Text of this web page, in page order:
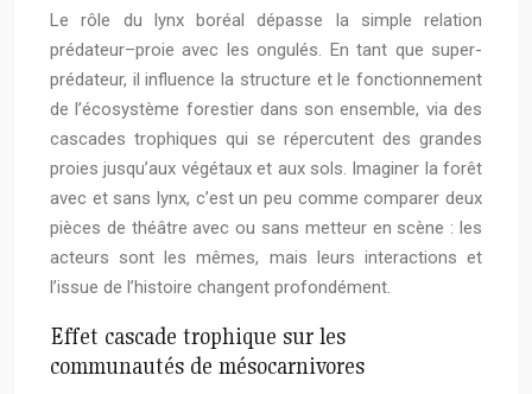
Le rôle du lynx boréal dépasse la simple relation
prédateur–proie avec les ongulés. En tant que super-
prédateur, il influence la structure et le fonctionnement
de l’écosystème forestier dans son ensemble, via des
cascades trophiques qui se répercutent des grandes
proies jusqu’aux végétaux et aux sols. Imaginer la forêt
avec et sans lynx, c’est un peu comme comparer deux
pièces de théâtre avec ou sans metteur en scène : les
acteurs sont les mêmes, mais leurs interactions et
l’issue de l’histoire changent profondément.
Effet cascade trophique sur les
communautés de mésocarnivores